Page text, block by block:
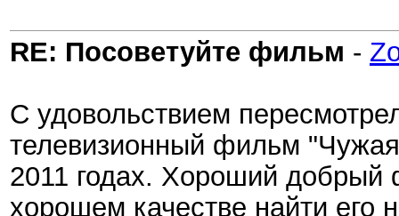
RE: Посоветуйте фильм -
С удовольствием
телевизионный фильм
2011 годах. Хороший
хорошем качестве найти его